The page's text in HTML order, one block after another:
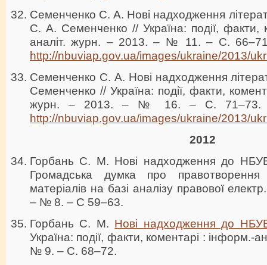
Семенченко С. А. Нові надходження
С. А. Семенченко // Україна: події, факти,
аналіт. журн. – 2013. – № 11. – С.
http://nbuviap.gov.ua/images/ukraine/2013/
Семенченко С. А. Нові надходження
Семенченко // Україна: події, факти,
журн. – 2013. – № 16. – С. 71–73.
http://nbuviap.gov.ua/images/ukraine/2013/
2012
Горбань С. М. Нові надходження до
Громадська думка про
матеріалів на базі аналізу правової
– № 8. – С 59–63.
Горбань С. М. Нові надходження до
Україна: події, факти, коментарі : інформ.-
№ 9. – С. 68–72.